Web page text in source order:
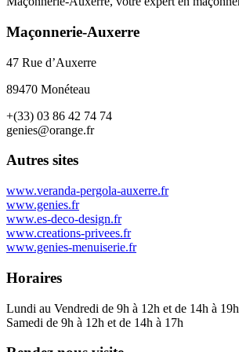
Maçonnerie-Auxerre
47 Rue d’Auxerre
89470 Monéteau
+(33) 03 86 42 74 74
genies@orange.fr
Autres sites
www.veranda-pergola-auxerre.fr
www.genies.fr
www.es-deco-design.fr
www.creations-privees.fr
www.genies-menuiserie.fr
Horaires
Lundi au Vendredi de 9h à 12h et de 14h à 19h
Samedi de 9h à 12h et de 14h à 17h